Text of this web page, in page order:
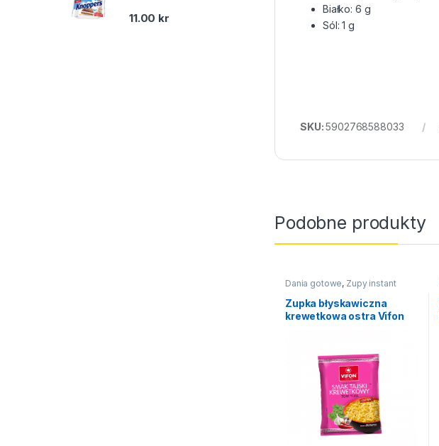
Białko: 6 g
Sól: 1 g
SKU:5902768588033
Podobne produkty
Dania gotowe, Zupy instant
Zupka błyskawiczna
krewetkowa ostra Vifon
11.00 kr